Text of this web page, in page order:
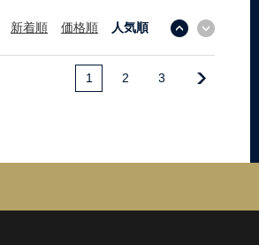
新着順 価格順 人気順
1 2 3